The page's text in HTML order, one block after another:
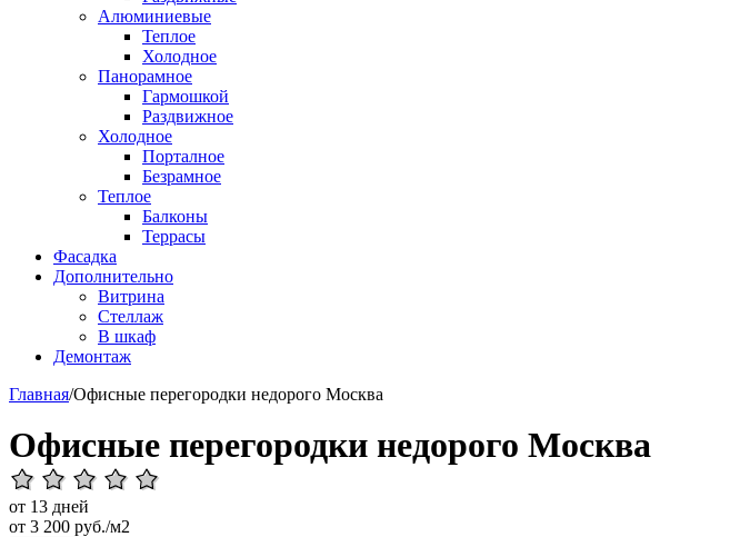
Алюминиевые
Теплое
Холодное
Панорамное
Гармошкой
Раздвижное
Холодное
Порталное
Безрамное
Теплое
Балконы
Террасы
Фасадка
Дополнительно
Витрина
Стеллаж
В шкаф
Демонтаж
Главная/Офисные перегородки недорого Москва
Офисные перегородки недорого Москва
от 13 дней
от 3 200 руб./м2